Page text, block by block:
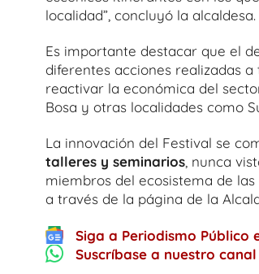
localidad”, concluyó la alcaldesa.
Es importante destacar que el
diferentes acciones realizadas
reactivar la económica del
Bosa y otras localidades como
La innovación del Festival se
talleres y seminarios, nunca
miembros del ecosistema de las
a través de la página de la
Siga a Periodismo Público
Suscríbase a nuestro